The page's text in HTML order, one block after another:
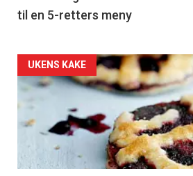
til en 5-retters meny
Forsiden
akkurat
nå
UKENS KAKE